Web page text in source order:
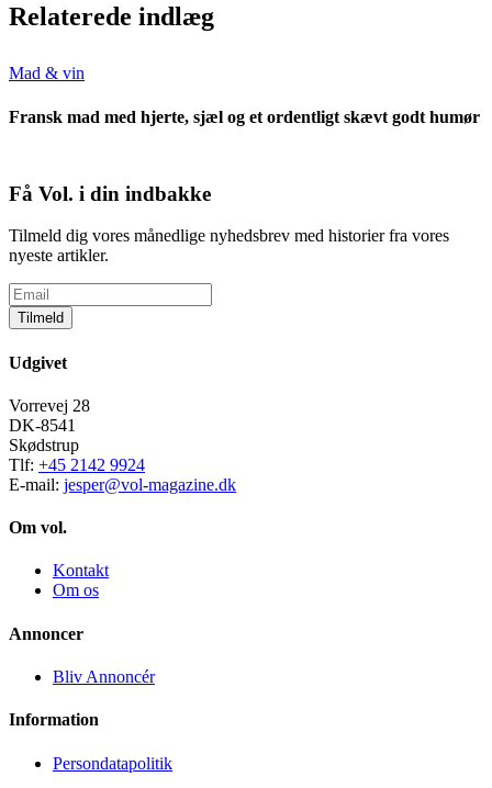
Relaterede indlæg
Mad & vin
Fransk mad med hjerte, sjæl og et ordentligt skævt godt humør
Få Vol. i din indbakke
Tilmeld dig vores månedlige nyhedsbrev med historier fra vores
nyeste artikler.
Tilmeld
Udgivet
Vorrevej 28
DK-8541
Skødstrup
Tlf: +45 2142 9924
E-mail: jesper@vol-magazine.dk
Om vol.
Kontakt
Om os
Annoncer
Bliv Annoncér
Information
Persondatapolitik